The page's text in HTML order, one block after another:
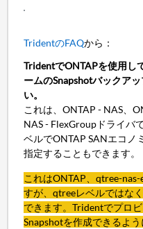
TridentのFAQから：
TridentでONTAPを使用し
ームのSnapshotバックア
い。
これは、ONTAP - NAS、
NAS - FlexGroupドライバ
ベルでONTAP SANエコノ
指定することもできます。
これはONTAP、qtree-nas-
すが、 qtreeレベルではなく
でき ます。Tridentでプロ
Snapshotを作成できるよ